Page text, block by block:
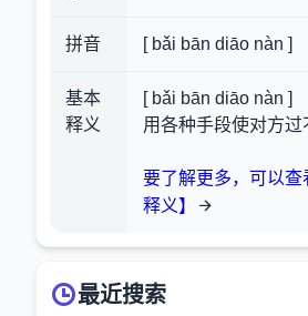
拼音 [ bǎi bān diāo nàn ]
基本
释义
[ bǎi bān diāo nàn ]
用各种手段使对方过
要了解更多，可以查
释义】
最近搜索